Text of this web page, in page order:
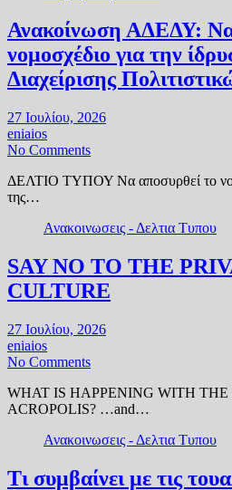
Ανακοίνωση ΑΔΕΔΥ: Να
νομοσχέδιο για την
Διαχείρισης
27 Ιουλίου, 2026
eniaios
No Comments
ΔΕΛΤΙΟ ΤΥΠΟΥ Να αποσυρθεί το
της…
Ανακοινωσεις - Δελτια Τυπου
SAY NO TO THE
CULTURE
27 Ιουλίου, 2026
eniaios
No Comments
WHAT IS HAPPENING WITH THE
ACROPOLIS? …and…
Ανακοινωσεις - Δελτια Τυπου
Τι συμβαίνει με τις